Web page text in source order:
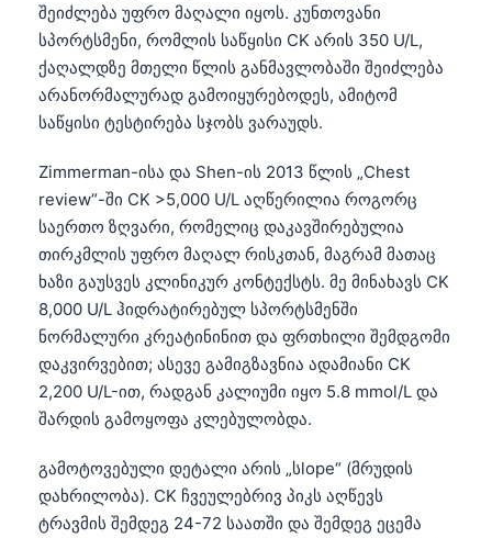
შეიძლება უფრო მაღალი იყოს. კუნთოვანი
სპორტსმენი, რომლის საწყისი CK არის 350 U/L,
ქაღალდზე მთელი წლის განმავლობაში შეიძლება
არანორმალურად გამოიყურებოდეს, ამიტომ
საწყისი ტესტირება სჯობს ვარაუდს.
Zimmerman-ისა და Shen-ის 2013 წლის „Chest
review“-ში CK >5,000 U/L აღწერილია როგორც
საერთო ზღვარი, რომელიც დაკავშირებულია
თირკმლის უფრო მაღალ რისკთან, მაგრამ მათაც
ხაზი გაუსვეს კლინიკურ კონტექსტს. მე მინახავს CK
8,000 U/L ჰიდრატირებულ სპორტსმენში
ნორმალური კრეატინინით და ფრთხილი შემდგომი
დაკვირვებით; ასევე გამიგზავნია ადამიანი CK
2,200 U/L-ით, რადგან კალიუმი იყო 5.8 mmol/L და
შარდის გამოყოფა კლებულობდა.
გამოტოვებული დეტალი არის „სlope“ (მრუდის
დახრილობა). CK ჩვეულებრივ პიკს აღწევს
ტრავმის შემდეგ 24-72 საათში და შემდეგ ეცემა